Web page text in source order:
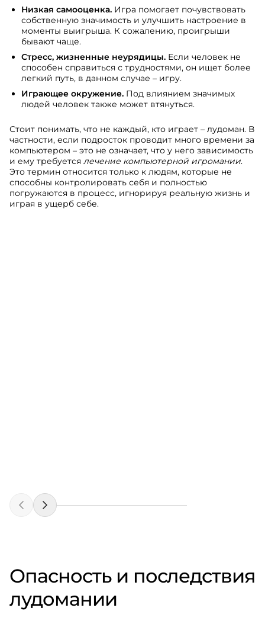
Низкая самооценка. Игра помогает почувствовать
собственную значимость и улучшить настроение в
моменты выигрыша. К сожалению, проигрыши
бывают чаще.
Стресс, жизненные неурядицы. Если человек не
способен справиться с трудностями, он ищет более
легкий путь, в данном случае – игру.
Играющее окружение. Под влиянием значимых
людей человек также может втянуться.
Стоит понимать, что не каждый, кто играет – лудоман. В
частности, если подросток проводит много времени за
компьютером – это не означает, что у него зависимость
и ему требуется лечение компьютерной игромании.
Это термин относится только к людям, которые не
способны контролировать себя и полностью
погружаются в процесс, игнорируя реальную жизнь и
играя в ущерб себе.
Опасность и последствия
лудомании